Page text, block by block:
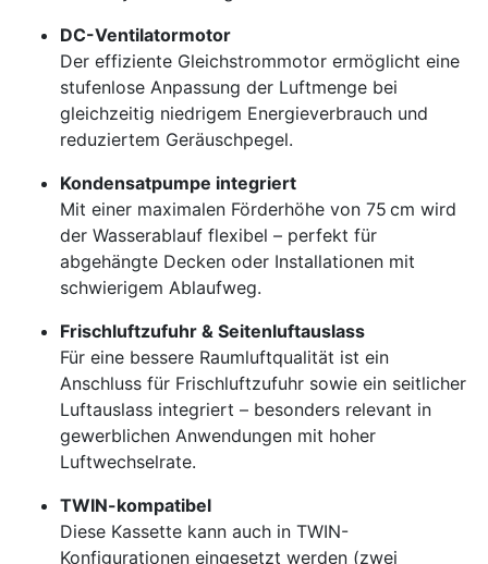
DC-Ventilatormotor
Der effiziente Gleichstrommotor ermöglicht eine
stufenlose Anpassung der Luftmenge bei
gleichzeitig niedrigem Energieverbrauch und
reduziertem Geräuschpegel.
Kondensatpumpe integriert
Mit einer maximalen Förderhöhe von 75 cm wird
der Wasserablauf flexibel – perfekt für
abgehängte Decken oder Installationen mit
schwierigem Ablaufweg.
Frischluftzufuhr & Seitenluftauslass
Für eine bessere Raumluftqualität ist ein
Anschluss für Frischluftzufuhr sowie ein seitlicher
Luftauslass integriert – besonders relevant in
gewerblichen Anwendungen mit hoher
Luftwechselrate.
TWIN-kompatibel
Diese Kassette kann auch in TWIN-
Konfigurationen eingesetzt werden (zwei